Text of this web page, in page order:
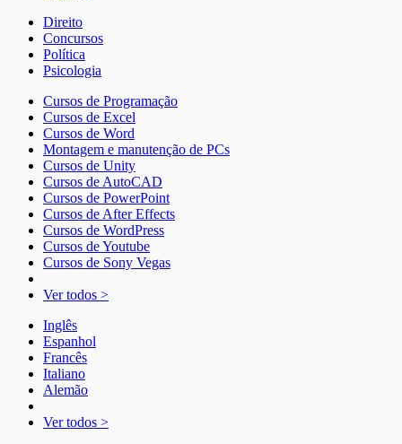
Direito
Concursos
Política
Psicologia
Cursos de Programação
Cursos de Excel
Cursos de Word
Montagem e manutenção de PCs
Cursos de Unity
Cursos de AutoCAD
Cursos de PowerPoint
Cursos de After Effects
Cursos de WordPress
Cursos de Youtube
Cursos de Sony Vegas
Ver todos >
Inglês
Espanhol
Francês
Italiano
Alemão
Ver todos >